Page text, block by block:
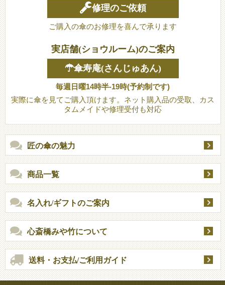
修理のご依頼
ご購入の傘のお修理を喜んで承ります
実店舗(ショウルーム)のご案内
☂傘寿庵(さんじゅあん)
毎週日曜14時半-19時(予約制です)
実際に傘を見てご購入頂けます。ネット購入品の受取、カス
タムメイドや修理受付も対応
匠の傘の魅力
商品一覧
名入れ/ギフトのご案内
心斎橋みや竹について
送料・お支払/ご利用ガイド